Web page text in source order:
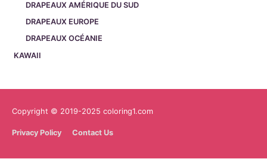
DRAPEAUX AMÉRIQUE DU SUD
DRAPEAUX EUROPE
DRAPEAUX OCÉANIE
KAWAII
Copyright © 2019-2025 coloring1.com
Privacy Policy Contact Us